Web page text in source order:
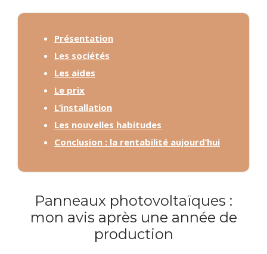
Présentation
Les sociétés
Les aides
Le prix
L’installation
Les nouvelles habitudes
Conclusion : la rentabilité aujourd’hui
Panneaux photovoltaïques :
mon avis après une année de
production